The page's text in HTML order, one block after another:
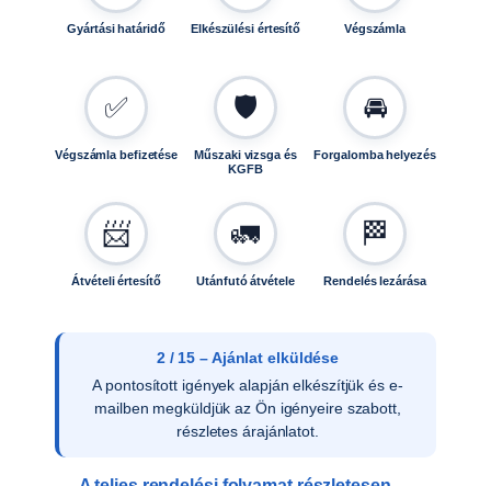
Gyártási határidő Elkészülési értesítő Végszámla
✅
Végszámla befizetése
🛡️
Műszaki vizsga és
KGFB
🚘
Forgalomba helyezés
📨
Átvételi értesítő
🚛
Utánfutó átvétele
🏁
Rendelés lezárása
2 / 15 – Ajánlat elküldése
A pontosított igények alapján elkészítjük és e-
mailben megküldjük az Ön igényeire szabott,
részletes árajánlatot.